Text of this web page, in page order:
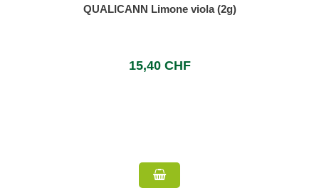
QUALICANN Limone viola (2g)
15,40 CHF